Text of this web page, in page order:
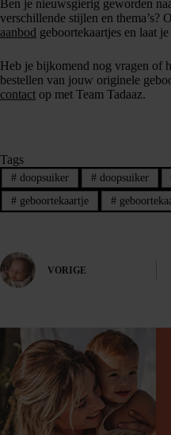
Ben je nieuwsgierig geworden
verschillende stijlen en thema’s?
aanbod geboortekaartjes en laat
Heb je bijkomend nog vragen of
bestellen van jouw originele
contact op met Team Tadaaz.
Tags
#doopsuiker #doopsuiker
#geboortekaartje #
VORIGE